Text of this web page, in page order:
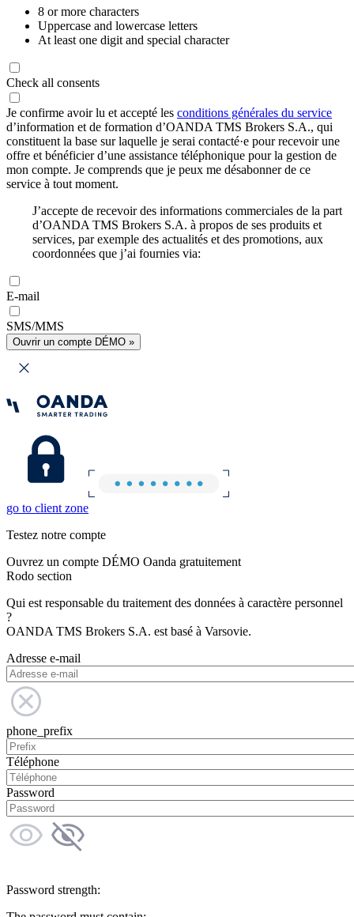
8 or more characters
Uppercase and lowercase letters
At least one digit and special character
Check all consents
Je confirme avoir lu et accepté les conditions générales du service
d’information et de formation d’OANDA TMS Brokers S.A., qui
constituent la base sur laquelle je serai contacté·e pour recevoir une
offre et bénéficier d’une assistance téléphonique pour la gestion de
mon compte. Je comprends que je peux me désabonner de ce
service à tout moment.
J’accepte de recevoir des informations commerciales de la part
d’OANDA TMS Brokers S.A. à propos de ses produits et
services, par exemple des actualités et des promotions, aux
coordonnées que j’ai fournies via:
E-mail
SMS/MMS
Ouvrir un compte DÉMO »
go to client zone
Testez notre compte
Ouvrez un compte DÉMO Oanda gratuitement
Rodo section
Qui est responsable du traitement des données à caractère personnel
?
OANDA TMS Brokers S.A. est basé à Varsovie.
Adresse e-mail
phone_prefix
Téléphone
Password
Password strength: